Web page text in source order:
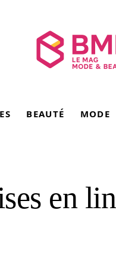
BEAUTÉ MODE
en